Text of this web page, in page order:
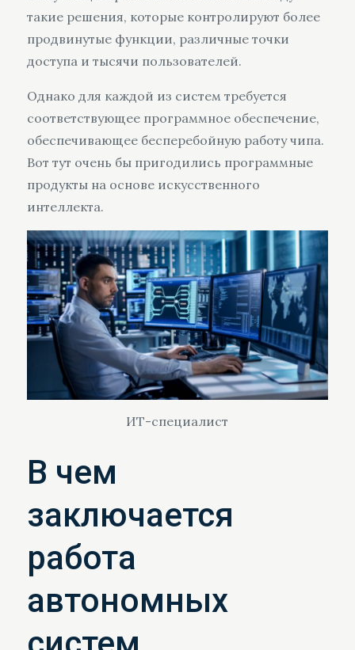
такие решения, которые контролируют более
продвинутые функции, различные точки
доступа и тысячи пользователей.
Однако для каждой из систем требуется
соответствующее программное обеспечение,
обеспечивающее бесперебойную работу чипа.
Вот тут очень бы пригодились программные
продукты на основе искусственного
интеллекта.
ИТ-специалист
В чем
заключается
работа
автономных